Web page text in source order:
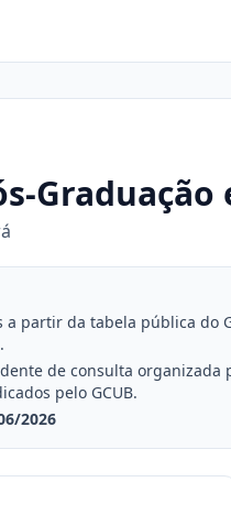
Graduação
partir da tabela pública do
de consulta organizada
pelo GCUB.
2026